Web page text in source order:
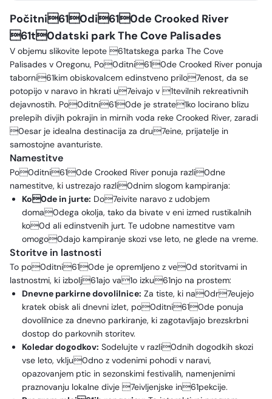
Počitni610di610de Crooked River
61t0datski park The Cove Palisades
V objemu slikovite lepote 61tatskega parka The Cove
Palisades v Oregonu, Po0ditni610de Crooked River ponuja
taborni61kim obiskovalcem edinstveno prilo7enost, da se
potopijo v naravo in hkrati u7eivajo v 1tevilnih rekreativnih
dejavnostih. Po0ditni610de je strate1ko locirano blizu
prelepih divjih pokrajin in mirnih voda reke Crooked River, zaradi
0esar je idealna destinacija za dru7eine, prijatelje in
samostojne avanturiste.
Namestitve
Po0ditni610de Crooked River ponuja razli0dne
namestitve, ki ustrezajo razli0dnim slogom kampiranja:
Ko0de in jurte: Do7eivite naravo z udobjem
doma0dega okolja, tako da bivate v eni izmed rustikalnih
ko0d ali edinstvenih jurt. Te udobne namestitve vam
omogo0dajo kampiranje skozi vse leto, ne glede na vreme.
Storitve in lastnosti
To po0ditni610de je opremljeno z ve0d storitvami in
lastnostmi, ki izbolj61ajo va1o izku61njo na prostem:
Dnevne parkirne dovolilnice: Za tiste, ki na0dr7eujejo
kratek obisk ali dnevni izlet, po0ditni610de ponuja
dovolilnice za dnevno parkiranje, ki zagotavljajo brezskrbni
dostop do parkovnih storitev.
Koledar dogodkov: Sodelujte v razli0dnih dogodkih skozi
vse leto, vklju0dno z vodenimi pohodi v naravi,
opazovanjem ptic in sezonskimi festivalih, namenjenimi
praznovanju lokalne divje 7eivljenjske in61pekcije.